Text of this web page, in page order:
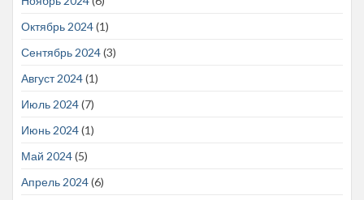
Октябрь 2024(1)
Сентябрь 2024(3)
Август 2024(1)
Июль 2024(7)
Июнь 2024(1)
Май 2024(5)
Апрель 2024(6)